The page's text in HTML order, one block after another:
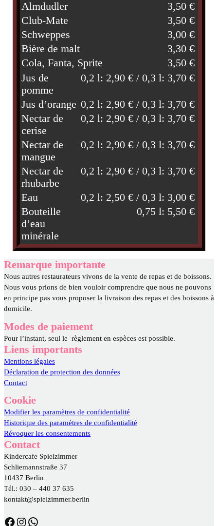
Almdudler
3,50 €
Club-Mate
3,50 €
Schweppes
3,00 €
Bière de malt
3,30 €
Cola, Fanta, Sprite
3,50 €
Jus de
pomme
0,2 l: 2,90 € / 0,3 l: 3,70 €
Jus d’orange 0,2 l: 2,90 € / 0,3 l: 3,70 €
Nectar de
cerise
0,2 l: 2,90 € / 0,3 l: 3,70 €
Nectar de
mangue
0,2 l: 2,90 € / 0,3 l: 3,70 €
Nectar de
rhubarbe
0,2 l: 2,90 € / 0,3 l: 3,70 €
Eau
0,2 l: 2,50 € / 0,3 l: 3,00 €
Bouteille
d’eau
minérale
0,75 l: 5,50 €
Remarque importante
Nous autres restaurateurs vivons de la vente de repas et de boissons.
Nous vous prions de bien vouloir comprendre que nous ne pouvons
en principe pas vous proposer la livraison des repas et des boissons à
domicile.
Modes de paiement
Pour l’instant, seul le règlement en espèces est possible.
Liens importants
Mentions légales
Déclaration de protection des données
Contact
Cookie
Modifier les paramètres de confidentialité
Historique des paramètres de confidentialité
Révoquer les consentements
Contact
Kindercafe Spielzimmer
Schliemannstraße 37
10437 Berlin
Tél.: 030 – 440 37 635
kontakt@spielzimmer.berlin
https://www.facebook.com/DasSpielzimmer/ https://www.instagram.com/spielzimmer.berlin/ WhatsApp